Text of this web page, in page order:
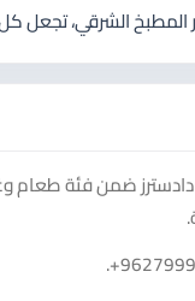
الشرقي، تجعل
ضمن فئة
.